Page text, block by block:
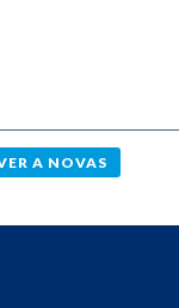
A NOVAS